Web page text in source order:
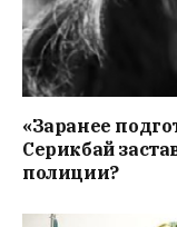
«Заранее
Серикбай
полиции?